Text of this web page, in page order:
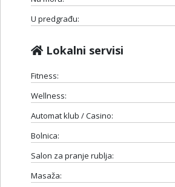
U predgrađu:
Lokalni servisi
Fitness:
Wellness:
Automat klub / Casino:
Bolnica:
Salon za pranje rublja:
Masaža: